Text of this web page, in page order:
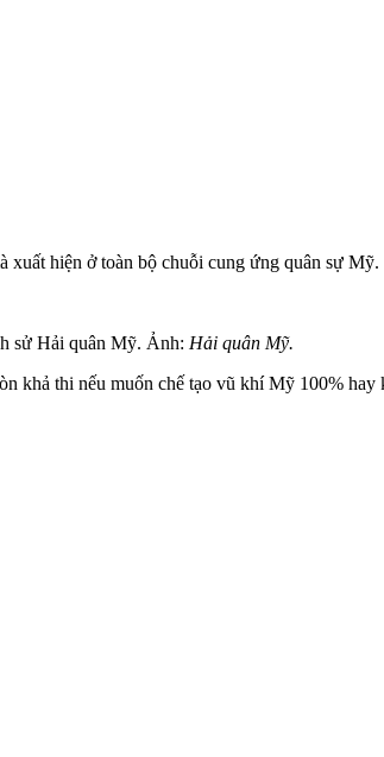
hiện ở toàn bộ chuỗi cung ứng quân sự Mỹ.
sử Hải quân Mỹ. Ảnh: Hải quân Mỹ.
khả thi nếu muốn chế tạo vũ khí Mỹ 100% hay